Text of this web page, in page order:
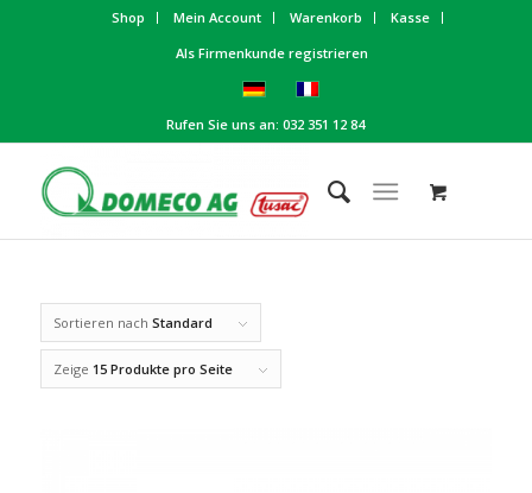
Shop Mein Account Warenkorb
Kasse
Als Firmenkunde registrieren
Rufen Sie uns an: 032 351 12 84
Sortieren nach Standard
Zeige 15 Produkte pro Seite